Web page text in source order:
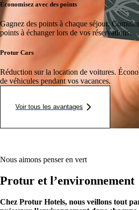
Économisez avec des points
Gagnez des points à chaque séjour.
points à échanger lors de vos réservations.
Protur Cars
Réduction sur la location de voitures.
de véhicules pendant vos vacances.
Voir tous les avantages
Nous aimons penser en vert
Protur et l’environnement
Chez Protur Hotels, nous veillons tout